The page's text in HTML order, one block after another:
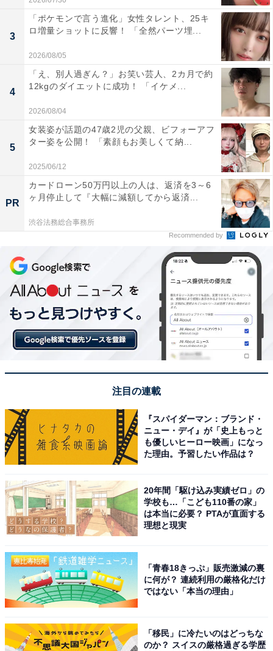
3
「ポケモンで言う進化」女性タレント、25キ
ロ増量ショットに反響！ 「全然パーツ埋...
2026/08/05
4
「え、別人過ぎん？」お笑い芸人、2カ月で約
12kgのダイエットに成功！ 「イケメ...
2026/08/04
5
女装姿が話題の47歳2児の父親、ビフォーアフ
ター姿を公開！ 「素顔もお美しくて納...
2025/06/12
PR
カードローン50万円以上の人は、返済を3～6
ヶ月停止して『大幅に減額してから返済...
渋谷法務総合事務所
Recommended by
注目の連載
『スパイダーマン：ブランド・
ニュー・デイ』が「史上もっと
も優しいヒーロー映画」になっ
た理由。予習したい作品は？
20年間「駆け込み実績ゼロ」の
学校も…「こども110番の家」
は本当に必要？ PTAが直面する
理想と現実
「青春18きっぷ」販売激減の裏
に何が？ 連続利用の厳格化だけ
ではない「本当の理由」
「移民」に冷たいのはどっちな
のか？ スイスの厳格過ぎる学歴